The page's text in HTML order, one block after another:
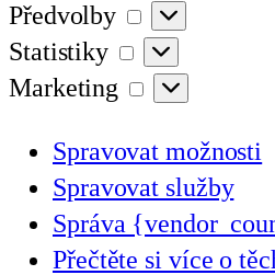
Předvolby
Předvolby
Statistiky
Statistiky
Marketing
Marketing
Spravovat možnosti
Spravovat služby
Správa
Přečtěte si více o